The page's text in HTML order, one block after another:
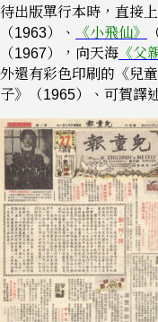
待出版單行本時，直接
（1963）、
《小飛仙》
（1967），向天海 《父
外還有彩色印刷的《兒
子》（1965）、可賀譯